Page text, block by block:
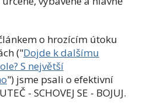
o hrozícím útoku
("Dojde k dalšímu
S největší
") jsme psali o efektivní
- SCHOVEJ SE - BOJUJ.